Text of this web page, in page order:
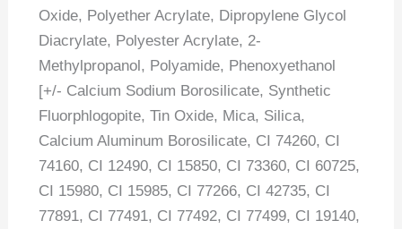
Oxide, Polyether Acrylate, Dipropylene Glycol
Diacrylate, Polyester Acrylate, 2-
Methylpropanol, Polyamide, Phenoxyethanol
[+/- Calcium Sodium Borosilicate, Synthetic
Fluorphlogopite, Tin Oxide, Mica, Silica,
Calcium Aluminum Borosilicate, CI 74260, CI
74160, CI 12490, CI 15850, CI 73360, CI 60725,
CI 15980, CI 15985, CI 77266, CI 42735, CI
77891, CI 77491, CI 77492, CI 77499, CI 19140,